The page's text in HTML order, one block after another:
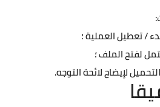
/ تعطيل العملية ؛
لفتح الملف ؛
لإيضاح لائحة التوجه.